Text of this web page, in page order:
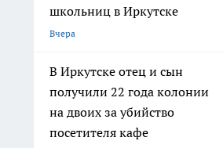
школьниц в Иркутске
Вчера
В Иркутске отец и сын
получили 22 года колонии
на двоих за убийство
посетителя кафе